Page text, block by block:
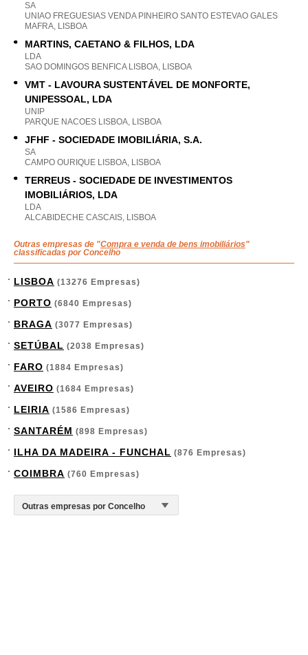
SA
UNIAO FREGUESIAS VENDA PINHEIRO SANTO ESTEVAO GALES
MAFRA, LISBOA
MARTINS, CAETANO & FILHOS, LDA
LDA
SAO DOMINGOS BENFICA LISBOA, LISBOA
VMT - LAVOURA SUSTENTÁVEL DE MONFORTE,
UNIPESSOAL, LDA
UNIP
PARQUE NACOES LISBOA, LISBOA
JFHF - SOCIEDADE IMOBILIÁRIA, S.A.
SA
CAMPO OURIQUE LISBOA, LISBOA
TERREUS - SOCIEDADE DE INVESTIMENTOS
IMOBILIÁRIOS, LDA
LDA
ALCABIDECHE CASCAIS, LISBOA
Outras empresas de "Compra e venda de bens imobiliários"
classificadas por Concelho
LISBOA (13276 Empresas)
PORTO (6840 Empresas)
BRAGA (3077 Empresas)
SETÚBAL (2038 Empresas)
FARO (1884 Empresas)
AVEIRO (1684 Empresas)
LEIRIA (1586 Empresas)
SANTARÉM (898 Empresas)
ILHA DA MADEIRA - FUNCHAL (876 Empresas)
COIMBRA (760 Empresas)